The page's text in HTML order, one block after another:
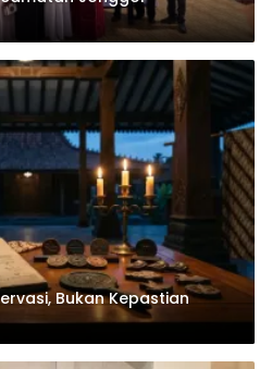
Bukan Kepastian